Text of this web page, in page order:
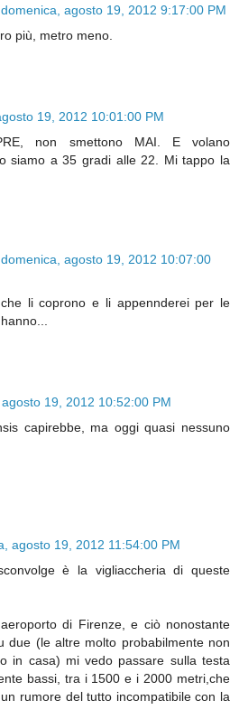
domenica, agosto 19, 2012 9:17:00 PM
più, metro meno.
19, 2012 10:01:00 PM
non smettono MAI. E volano
siamo a 35 gradi alle 22. Mi tappo la
domenica, agosto 19, 2012 10:07:00
li coprono e li appennderei per le
19, 2012 10:52:00 PM
capirebbe, ma oggi quasi nessuno
agosto 19, 2012 11:54:00 PM
è la vigliaccheria di queste
di Firenze, e ciò nonostante
due (le altre molto probabilmente non
in casa) mi vedo passare sulla testa
bassi, tra i 1500 e i 2000 metri,che
rumore del tutto incompatibile con la